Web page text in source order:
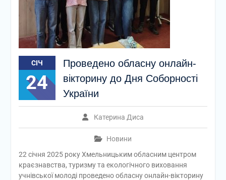
СІЧ
24
Проведено обласну онлайн-
вікторину до Дня Соборності
України
Катерина Диса
Новини
22 січня 2025 року Хмельницьким обласним центром
краєзнавства, туризму та екологічного виховання
учнівської молоді проведено обласну онлайн-вікторину